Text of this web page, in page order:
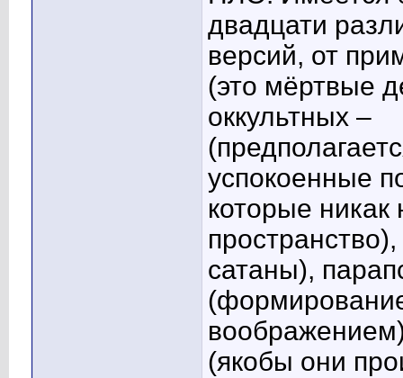
двадцати
версий, от
(это мёртвые
оккультных –
успокоенные
которые никак
сатаны),
(якобы они